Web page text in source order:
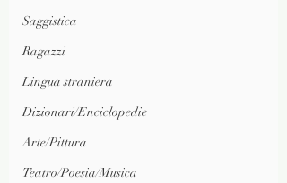
Saggistica
Ragazzi
Lingua straniera
Dizionari/Enciclopedie
Arte/Pittura
Teatro/Poesia/Musica